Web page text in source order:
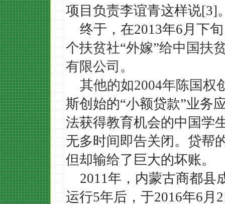
项目负责李谊青这样说[3]
终于，在2013年6月下
个扶贫社“外嫁”给中国扶
有限公司。
其他的如2004年陈国权
斯创始的“小额贷款”业务
法获得教育机会的中国学
无多时间即告关闭。 贷帮
但却输给了巨大的坏账。
2011年，内蒙古商都县
运行5年后，于2016年6月